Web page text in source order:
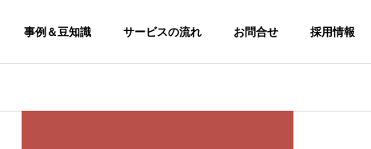
事例＆豆知識 サービスの流れ お問合せ 採用情報